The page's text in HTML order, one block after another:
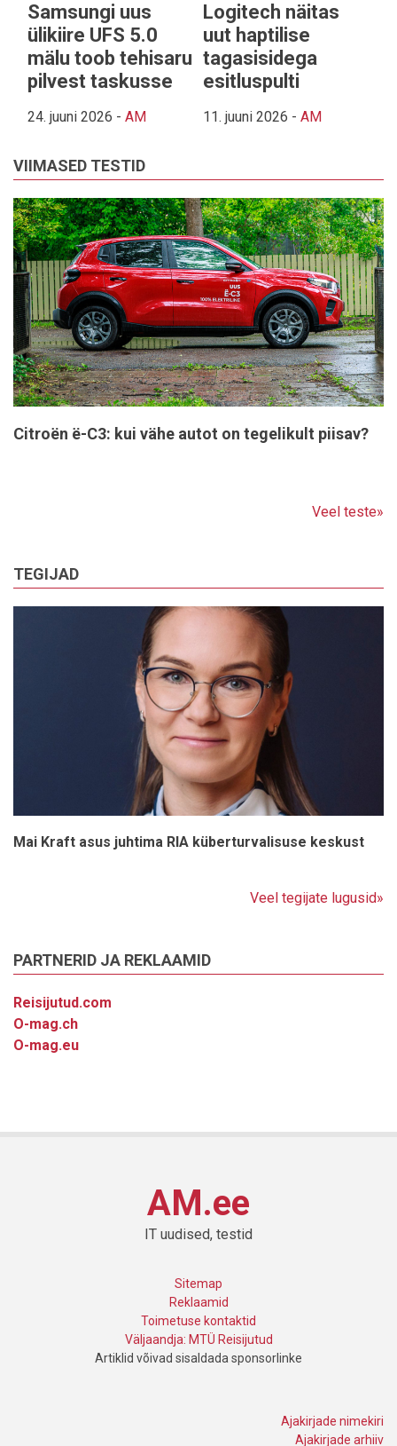
Samsungi uus
ülikiire UFS 5.0
mälu toob tehisaru
pilvest taskusse
24. juuni 2026 - AM
Logitech näitas
uut haptilise
tagasisidega
esitluspulti
11. juuni 2026 - AM
VIIMASED TESTID
Citroën ë-C3: kui vähe autot on tegelikult piisav?
Veel teste»
TEGIJAD
Mai Kraft asus juhtima RIA küberturvalisuse keskust
Veel tegijate lugusid»
PARTNERID JA REKLAAMID
Reisijutud.com
O-mag.ch
O-mag.eu
AM.ee
IT uudised, testid
Sitemap
Reklaamid
Toimetuse kontaktid
Väljaandja: MTÜ Reisijutud
Artiklid võivad sisaldada sponsorlinke
Ajakirjade nimekiri
Ajakirjade arhiiv